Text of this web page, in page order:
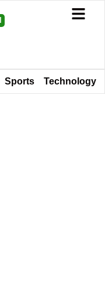
Sports Technology